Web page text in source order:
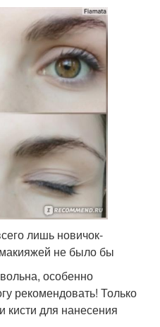
лишь новичок-
не было бы
особенно
рекомендовать! Только
кисти для нанесения